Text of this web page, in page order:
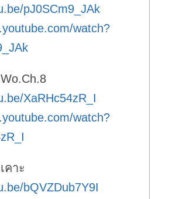
pJ0SCm9_JAk
watch?
XaRHc54zR_I
watch?
คาะ
bQVZDub7Y9I